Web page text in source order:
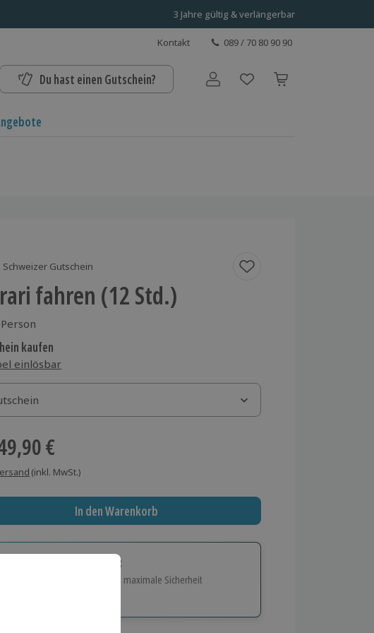
3 Jahre gültig & verlängerbar
Kontakt 089 / 70 80 90 90
Du hast einen Gutschein? Benutzerkonto
Schweizer Gutschein
fahren (12 Std.)
kaufen
einlösbar
€
(inkl. MwSt.)
In den Warenkorb
das richtige Geschenk:
Auswahl, volle Flexibilität und maximale Sicherheit